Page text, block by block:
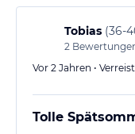
Tobias (36-
2
Vor 2 Jahren •
Tolle